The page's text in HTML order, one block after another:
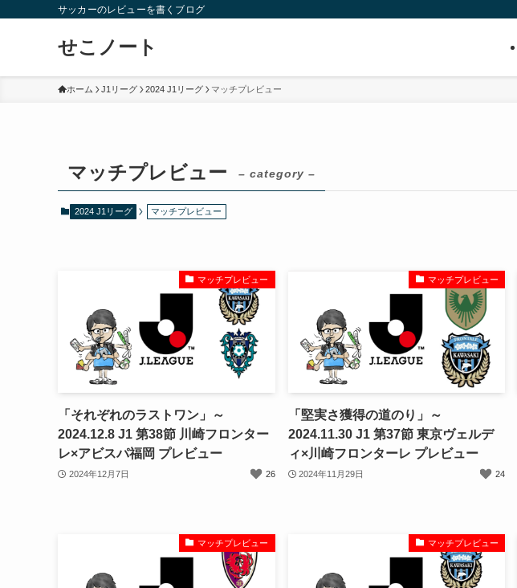
サッカーのレビューを書くブログ
せこノート
ホーム J1リーグ 2024 J1リーグ マッチプレビュー
マッチプレビュー – category –
2024 J1リーグ マッチプレビュー
マッチプレビュー
「それぞれのラストワン」～
2024.12.8 J1 第38節 川崎フロンター
レ×アビスパ福岡 プレビュー
2024年12月7日 26
マッチプレビュー
「堅実さ獲得の道のり」～
2024.11.30 J1 第37節 東京ヴェルデ
ィ×川崎フロンターレ プレビュー
2024年11月29日 24
マッチプレビュー マッチプレビュー